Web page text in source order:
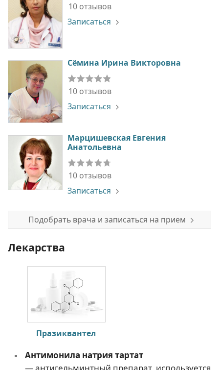
10 отзывов
Записаться
Сёмина Ирина Викторовна
10 отзывов
Записаться
Марцишевская Евгения
Анатольевна
10 отзывов
Записаться
Подобрать врача и записаться на прием
Лекарства
Празиквантел
Антимонила натрия тартат
— антигельминтный препарат, используется